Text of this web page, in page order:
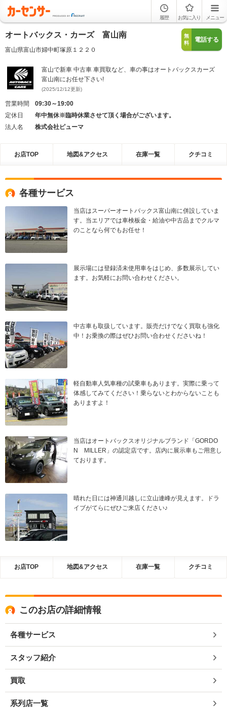
履歴 お気に入り メニュー
オートバックス・カーズ 富山南
富山県富山市婦中町塚原１２２０
無
料
電話する
富山で新車 中古車 車買取など、車の事はオートバックスカーズ
富山南にお任せ下さい!
(2025/12/12更新)
営業時間
09:30～19:00
定休日
年中無休※臨時休業させて頂く場合がございます。
法人名
株式会社ピューマ
お店TOP 地図&アクセス 在庫一覧 クチコミ
各種サービス
当店はスーパーオートバックス富山南に併設していま
す。当エリアでは車検板金・給油や中古品までクルマ
のことなら何でもお任せ！
展示場には登録済未使用車をはじめ、多数展示してい
ます。お気軽にお問い合わせください。
中古車も取扱しています。販売だけでなく買取も強化
中！お乗換の際はぜひお問い合わせくださいね！
軽自動車人気車種の試乗車もあります。実際に乗って
体感してみてください！乗らないとわからないことも
ありますよ！
当店はオートバックスオリジナルブランド「GORDO
N MILLER」の認定店です。店内に展示車もご用意し
ております。
晴れた日には神通川越しに立山連峰が見えます。ドラ
イブがてらにぜひご来店ください♪
お店TOP 地図&アクセス 在庫一覧 クチコミ
このお店の詳細情報
各種サービス
スタッフ紹介
買取
系列店一覧